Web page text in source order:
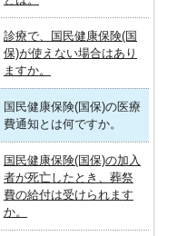
診療で、国民健康保険(国
保)が使えない場合はあり
ますか。
国民健康保険(国保)の医療
費通知とは何ですか。
国民健康保険(国保)の加入
者が死亡したとき、葬祭
費の給付は受けられます
か。